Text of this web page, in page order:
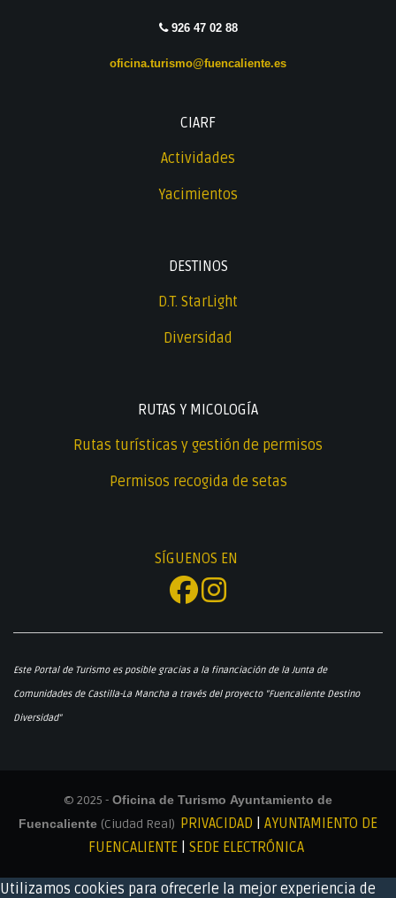
926 47 02 88
oficina.turismo@fuencaliente.es
CIARF
Actividades
Yacimientos
DESTINOS
D.T. StarLight
Diversidad
RUTAS Y MICOLOGÍA
Rutas turísticas y gestión de permisos
Permisos recogida de setas
SÍGUENOS EN
Este Portal de Turismo es posible gracias a la financiación de la Junta de
Comunidades de Castilla-La Mancha a través del proyecto "Fuencaliente Destino
Diversidad"
© 2025 - Oficina de Turismo Ayuntamiento de
Fuencaliente (Ciudad Real) PRIVACIDAD
AYUNTAMIENTO DE
FUENCALIENTE
SEDE ELECTRÓNICA
Utilizamos cookies para ofrecerle la mejor experiencia de